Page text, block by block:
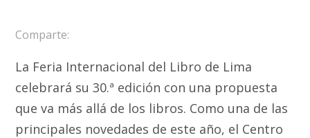
Comparte:
La Feria Internacional del Libro de Lima
celebrará su 30.ª edición con una propuesta
que va más allá de los libros. Como una de las
principales novedades de este año, el Centro